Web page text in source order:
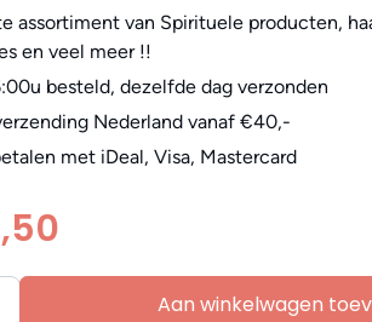
assortiment van Spirituele producten,
en veel meer !!
besteld, dezelfde dag verzonden
Nederland vanaf €40,-
met iDeal, Visa, Mastercard
Aan winkelwagen